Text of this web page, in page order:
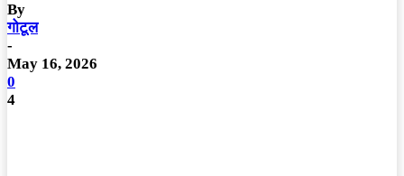
By
गोटूल
-
May 16, 2026
0
4